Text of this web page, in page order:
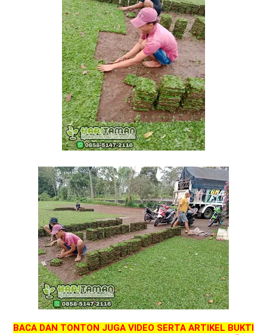
BACA DAN TONTON JUGA VIDEO SERTA ARTIKEL BUKTI